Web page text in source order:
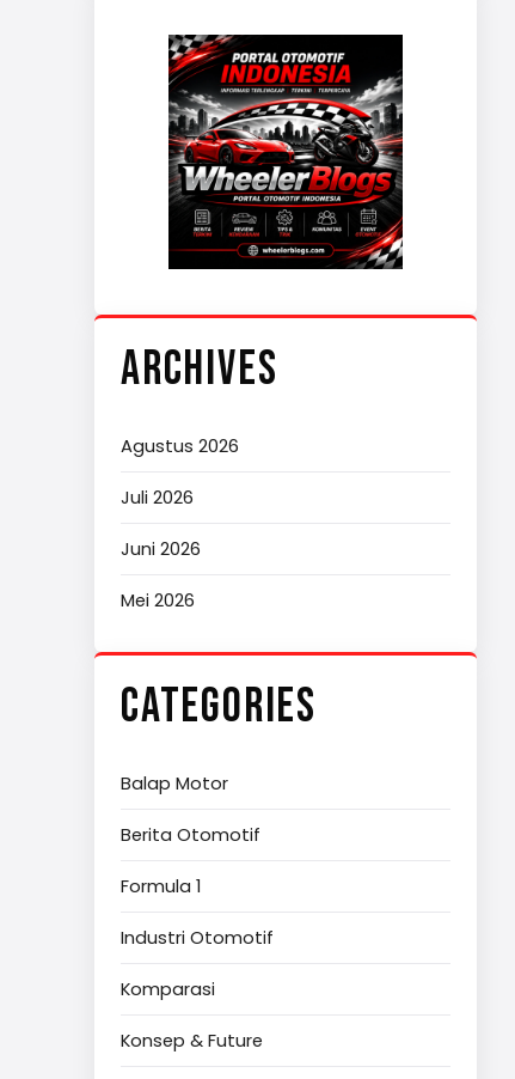
ARCHIVES
Agustus 2026
Juli 2026
Juni 2026
Mei 2026
CATEGORIES
Balap Motor
Berita Otomotif
Formula 1
Industri Otomotif
Komparasi
Konsep & Future